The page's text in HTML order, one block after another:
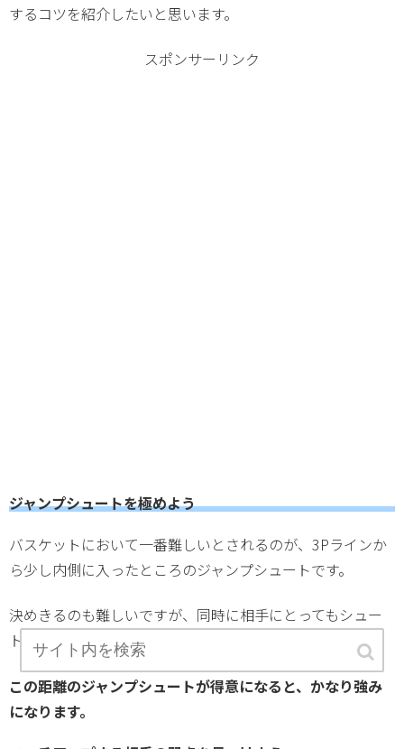
するコツを紹介したいと思います。
スポンサーリンク
ジャンプシュートを極めよう
バスケットにおいて一番難しいとされるのが、3Pラインか
ら少し内側に入ったところのジャンプシュートです。
決めきるのも難しいですが、同時に相手にとってもシュー
トかドライブか迷う位置です。
この距離のジャンプシュートが得意になると、かなり強み
になります。